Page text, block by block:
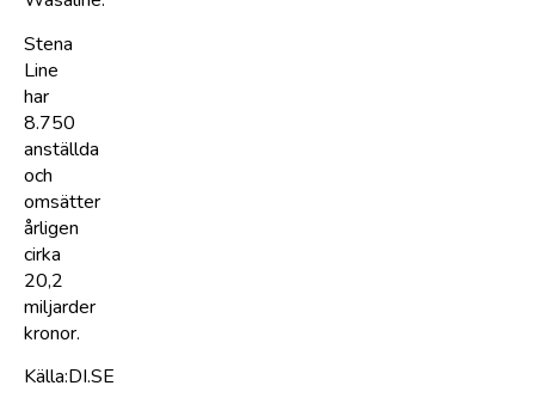
Stena
Line
har
8.750
anställda
och
omsätter
årligen
cirka
20,2
miljarder
kronor.
Källa:DI.SE